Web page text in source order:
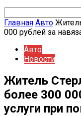
Главная Авто
000 рублей за
Авто
Новости
Житель
более 300
услуги при